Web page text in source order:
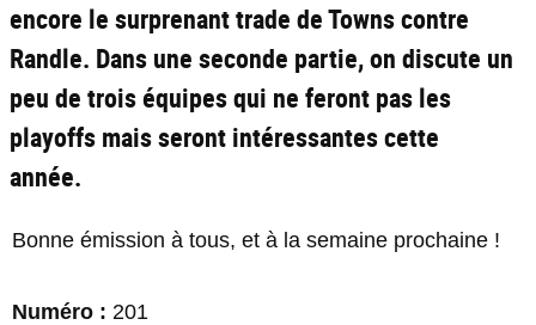
encore le surprenant trade de Towns contre
Randle. Dans une seconde partie, on discute un
peu de trois équipes qui ne feront pas les
playoffs mais seront intéressantes cette
année.
Bonne émission à tous, et à la semaine prochaine !
Numéro : 201